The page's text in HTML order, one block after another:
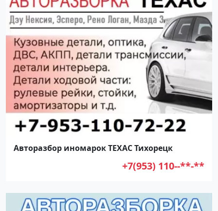
Авторазбор иномарок ТЕХАС Тихорецк
+7(953) 110--**-**